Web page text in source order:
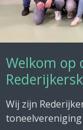
Welkom op
Wij zijn